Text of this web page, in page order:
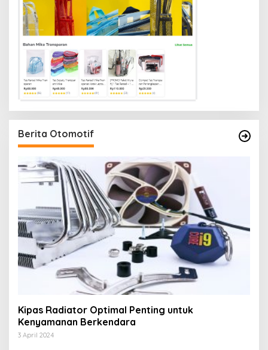
Berita Otomotif
Kipas Radiator Optimal Penting untuk
Kenyamanan Berkendara
3 April 2024